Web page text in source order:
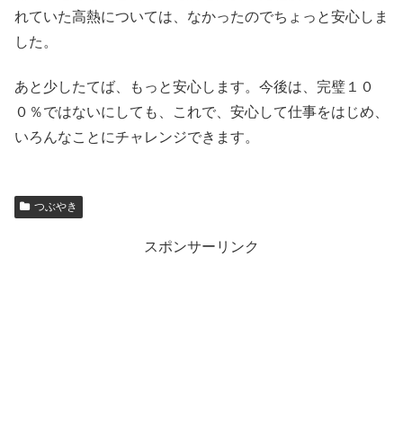
れていた高熱については、なかったのでちょっと安心しま
した。
あと少したてば、もっと安心します。今後は、完璧１０
０％ではないにしても、これで、安心して仕事をはじめ、
いろんなことにチャレンジできます。
つぶやき
スポンサーリンク